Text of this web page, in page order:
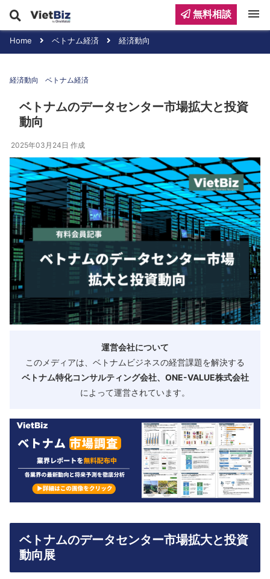
Home ベトナム経済 経済動向
経済動向 ベトナム経済
ベトナムのデータセンター市場拡大と投資
動向
2025年03月24日 作成
運営会社について
このメディアは、ベトナムビジネスの経営課題を解決する
ベトナム特化コンサルティング会社、ONE-VALUE株式会社
によって運営されています。
ベトナムのデータセンター市場拡大と投資
動向展
無料相談 menu